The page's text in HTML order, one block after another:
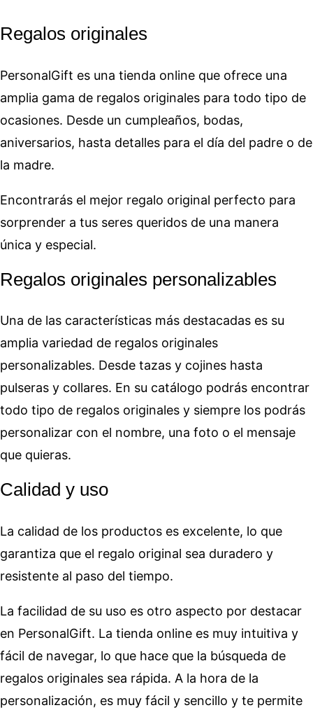
Regalos originales
PersonalGift es una tienda online que ofrece una
amplia gama de regalos originales para todo tipo de
ocasiones. Desde un cumpleaños, bodas,
aniversarios, hasta detalles para el día del padre o de
la madre.
Encontrarás el mejor regalo original perfecto para
sorprender a tus seres queridos de una manera
única y especial.
Regalos originales personalizables
Una de las características más destacadas es su
amplia variedad de regalos originales
personalizables. Desde tazas y cojines hasta
pulseras y collares. En su catálogo podrás encontrar
todo tipo de regalos originales y siempre los podrás
personalizar con el nombre, una foto o el mensaje
que quieras.
Calidad y uso
La calidad de los productos es excelente, lo que
garantiza que el regalo original sea duradero y
resistente al paso del tiempo.
La facilidad de su uso es otro aspecto por destacar
en PersonalGift. La tienda online es muy intuitiva y
fácil de navegar, lo que hace que la búsqueda de
regalos originales sea rápida. A la hora de la
personalización, es muy fácil y sencillo y te permite